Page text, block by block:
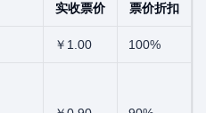
实收票价 票价折扣
￥1.00 100%